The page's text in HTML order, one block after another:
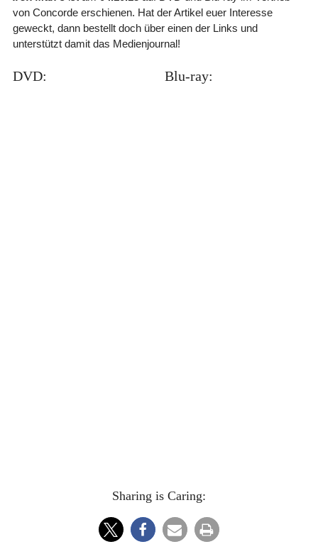
von Concorde erschienen. Hat der Artikel euer Interesse
geweckt, dann bestellt doch über einen der Links und
unterstützt damit das Medienjournal!
DVD: Blu-ray:
Sharing is Caring: